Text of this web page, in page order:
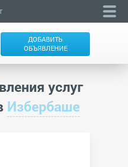
ДОБАВИТЬ
ОБЪЯВЛЕНИЕ
услуг
Избербаше